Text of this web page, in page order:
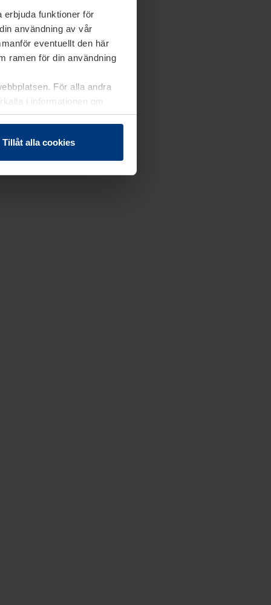
erbjuda funktioner för
användning av vår
eventuellt den här
ramen för din användning
För alla andra
i informationen om
Tillåt alla cookies